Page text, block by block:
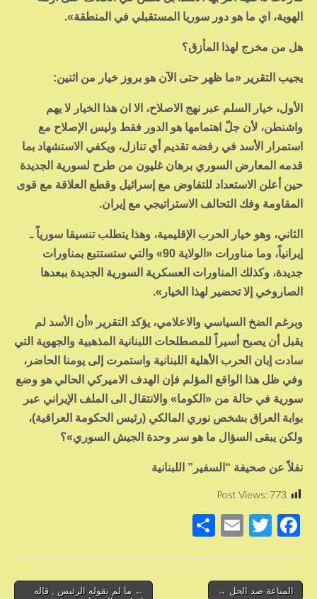
الهوية، اي ما هو دور سوريا المستقبلي في المنطقة».
هل من مخرج لهذا المأزق؟
يجيب التقرير «ما ظهر حتى الآن هو بروز خيار من اثنين:
الأول، خيار السلم عبر نهج الاصلاح، الا ان هذا الخيار لا يهم
واشنطن، لأن جلّ اهتمامها هو الدور فقط وليس الإصلاح مع
استمرار الأسد في رفضه تقديم أي تنازل، ويكفي الاستشهاد بما
قدمه المعارض السوري برهان غليون من طرح لسورية الجديدة
حين أعلن الاستعداد للتفاوض مع إسرائيل وقطع العلاقة مع قوى
المقاومة وفك التحالف الاستراتيجي مع إيران.
الثاني، وهو خيار الحرب الإقليمية، وهذا يتطلب تنسيقا سورياً ـ
إيرانياً، وما مناورات «الولاية 90» والتي ستستتبع بمناورات
جديدة، وكذلك المناورات العسكرية السورية الجديدة ببعدها
الصاروخي إلا تحضير لهذا الخيار».
وبرغم الضخ السياسي والاعلامي، يؤكد التقرير «أن الأسد لم
يقبل أن يصبح أسيراً للمصطلحات اللبنانية المذهبية والجهوية التي
سادت إبان الحرب الأهلية اللبنانية واستمرت إلى يومنا الحاضر،
وفي ظل هذا الواقع المؤلم فإن الهدف الاميركي الحالي هو وضع
سورية في حالة من «الكوما» والانتقال الى الملف الإيراني عبر
بوابة العراق بشخص نوري المالكي (رئيس الحكومة العراقية)،
ولكن يبقى السؤال ما هو سر وحدة الجيش السوري»؟
نفلاً عن صحيفة “السفير” اللبنانية
Post Views: 773
F
e
T
er
E
Post
← ما لم يقوله الرئيس , قاله
المناعة ضد الحل →